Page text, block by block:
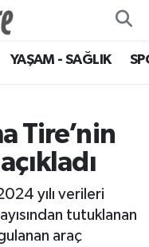
YAŞAM - SAĞLIK
Tire’nin
yılı verileri
tutuklanan
araç